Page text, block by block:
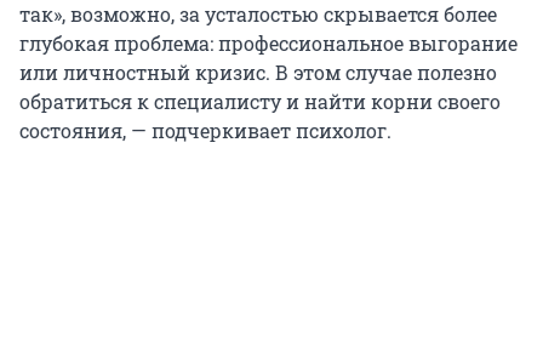
так», возможно, за усталостью скрывается более
глубокая проблема: профессиональное выгорание
или личностный кризис. В этом случае полезно
обратиться к специалисту и найти корни своего
состояния, — подчеркивает психолог.